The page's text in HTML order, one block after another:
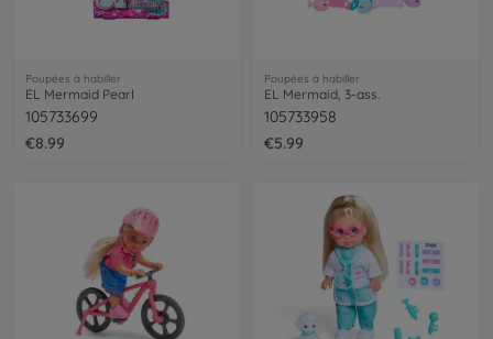
Poupées à habiller
EL Mermaid Pearl
105733699
€8.99
Poupées à habiller
EL Mermaid, 3-ass.
105733958
€5.99